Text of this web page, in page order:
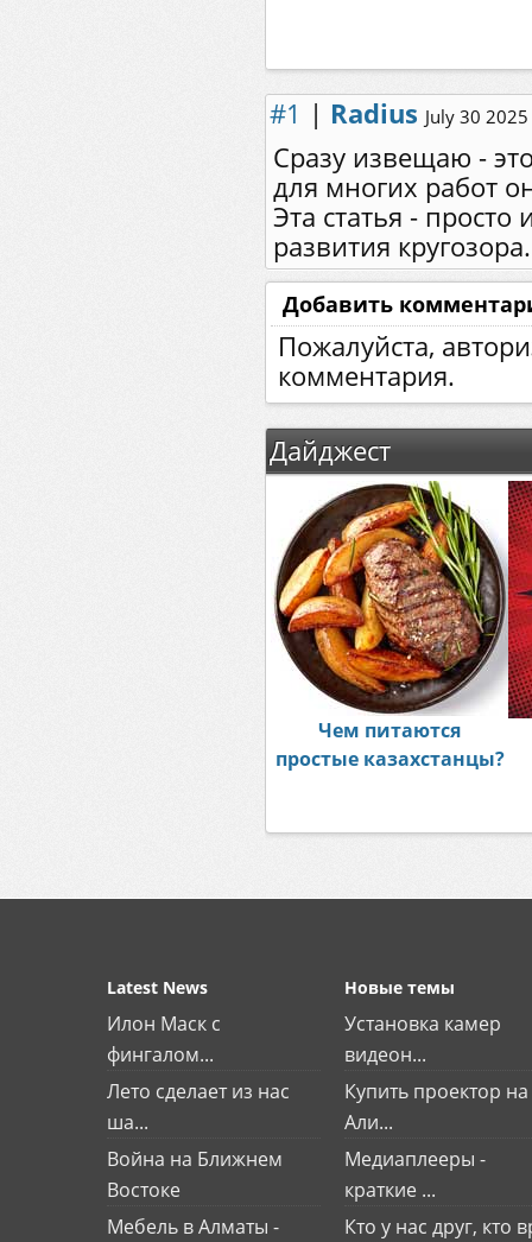
#1 | Radius July 30
Сразу извещаю -
для многих работ
Эта статья -
развития кругозора.
Добавить
Пожалуйста,
комментария.
Дайджест
Чем питаются
простые казахстанцы?
Latest News
Илон Маск с
фингалом...
Лето сделает из нас
ша...
Война на Ближнем
Востоке
Мебель в Алматы -
Новые темы
Установка камер
видеон...
Купить проектор на
Али...
Медиаплееры -
краткие ...
Кто у нас друг, кто